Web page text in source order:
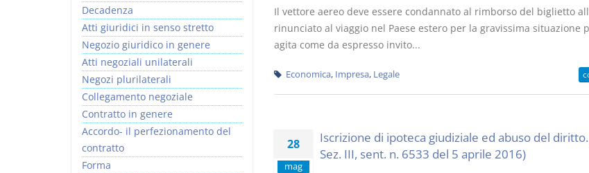
Il vettore aereo deve essere condannato al rimborso del biglietto
rinunciato al viaggio nel Paese estero per la gravissima situazione
agita come da espresso invito...
Economica, Impresa, Legale
28
mag
Iscrizione di ipoteca giudiziale ed abuso del diritto.
Sez. III, sent. n. 6533 del 5 aprile 2016)
Decadenza
Atti giuridici in senso stretto
Negozio giuridico in genere
Atti negoziali unilaterali
Negozi plurilaterali
Collegamento negoziale
Contratto in genere
Accordo- il perfezionamento del
contratto
Forma